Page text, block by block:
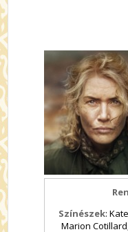
Színészek:
Marion